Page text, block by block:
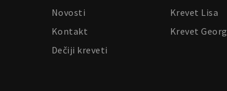
Novosti
Kontakt
Dečiji kreveti
Krevet Lisa
Krevet Georg